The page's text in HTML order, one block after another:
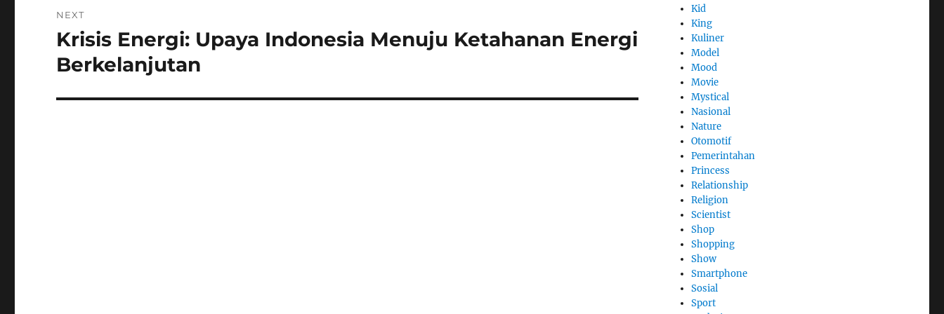
NEXT
Next
post:
Krisis Energi: Upaya Indonesia Menuju Ketahanan Energi
Berkelanjutan
Kid
King
Kuliner
Model
Mood
Movie
Mystical
Nasional
Nature
Otomotif
Pemerintahan
Princess
Relationship
Religion
Scientist
Shop
Shopping
Show
Smartphone
Sosial
Sport